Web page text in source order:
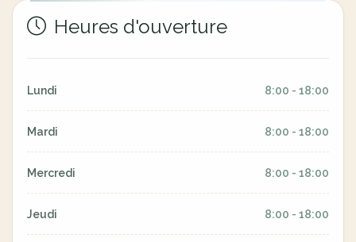
Heures d'ouverture
Lundi 8:00 - 18:00
Mardi 8:00 - 18:00
Mercredi 8:00 - 18:00
Jeudi 8:00 - 18:00